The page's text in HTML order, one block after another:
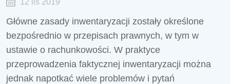
12 lis 2019
Główne zasady inwentaryzacji zostały określone
bezpośrednio w przepisach prawnych, w tym w
ustawie o rachunkowości. W praktyce
przeprowadzenia faktycznej inwentaryzacji można
jednak napotkać wiele problemów i pytań